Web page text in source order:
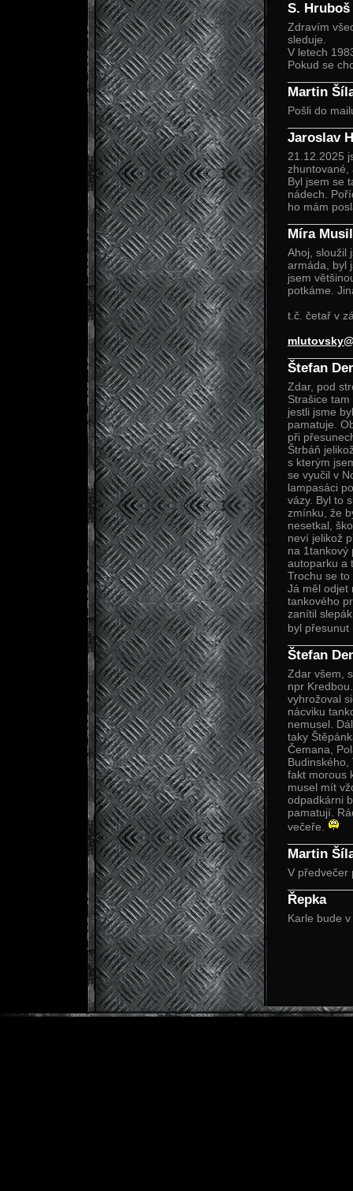
S. Hruboš
Zdravím
sleduje.
V letech
Pokud se
Martin
Pošli do
Jaroslav
21.12.2025
zhuntované,
Byl jsem se
nádech.
ho mám
Míra Musil
Ahoj, sloužil
armáda, byl
jsem
potkáme.
t.č. četař v
Štefan
Zdar, pod
Strašice
jestli jsme
pamatuje.
při
Štrbáň
s kterým
se vyučil v
lampasáci
vázy. Byl to
zmínku, že
nesetkal,
neví jelikož
na 1tankový
autoparku a
Trochu se
Já měl odjet
tankového
zanítil
byl
Štefan
Zdar všem,
npr
vyhrožoval
nácviku
nemusel.
taky
Čemana,
fakt morous
musel mít
odpadkárni
pamatují.
večeře.
Martin
V předvečer
Řepka
Karle bude